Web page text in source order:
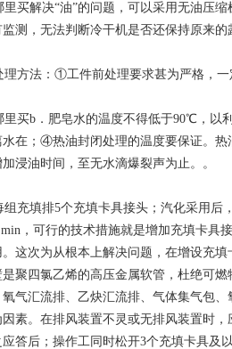
里买解决“油”的问题，可以采用无油压
测，无法判断冷干机是否还保持原来的
理方法：①工件前处理要求甚为严格，
里买b．肥皂水的温度不得低于90℃，以
在；④热油封闭处理的温度要保证。
浸油时间，至无水滴爆裂声为止。。
组充填排5个充填卡具接头；汽化采用
，可行的技术措施就是增加充填卡
这次为从根本上解决问题，在增设充
聚四氯乙烯的高压金属软管，杜绝可
气汇流排、乙炔汇流排、气体集气包
素。在排风装置不灵或无排风装置时
答后；操作工同时松开3个充填卡具及